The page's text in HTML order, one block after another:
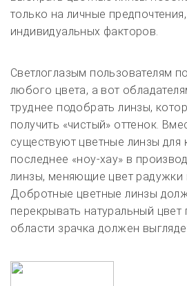
только на личные
индивидуальных факторов.
Светлоглазым пользователям
любого цвета, а вот
труднее подобрать линзы,
получить «чистый» оттенок.
существуют цветные линзы для
последнее «ноу-хау» в
линзы, меняющие цвет радужки
Добротные цветные линзы
перекрывать натуральный цвет
области зрачка должен